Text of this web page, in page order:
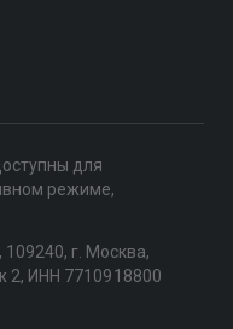
для
режиме,
г. Москва,
2, ИНН 7710918800